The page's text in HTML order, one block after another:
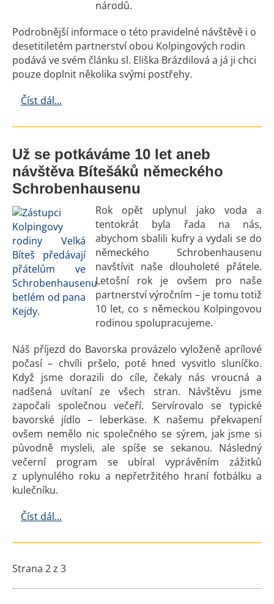
národů.
Podrobnější informace o této pravidelné návštěvě i o
desetitiletém partnerství obou Kolpingových rodin
podává ve svém článku sl. Eliška Brázdilová a já ji chci
pouze doplnit několika svými postřehy.
Číst dál...
Už se potkáváme 10 let aneb
návštěva Bítešáků německého
Schrobenhausenu
Rok opět uplynul jako voda a
tentokrát byla řada na nás,
abychom sbalili kufry a vydali se do
německého Schrobenhausenu
navštívit naše dlouholeté přátele.
Letošní rok je ovšem pro naše
partnerství výročním – je tomu totiž
10 let, co s německou Kolpingovou
rodinou spolupracujeme.
Náš příjezd do Bavorska provázelo vyloženě aprílové
počasí – chvíli pršelo, poté hned vysvitlo sluníčko.
Když jsme dorazili do cíle, čekaly nás vroucná a
nadšená uvítaní ze všech stran. Návštěvu jsme
započali společnou večeří. Servírovalo se typické
bavorské jídlo – leberkäse. K našemu překvapení
ovšem nemělo nic společného se sýrem, jak jsme si
původně mysleli, ale spíše se sekanou. Následný
večerní program se ubíral vyprávěním zážitků
z uplynulého roku a nepřetržitého hraní fotbálku a
kulečníku.
Číst dál...
Strana 2 z 3